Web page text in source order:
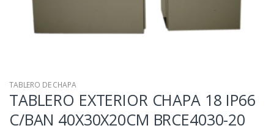
TABLERO DE CHAPA
TABLERO EXTERIOR CHAPA 18 IP66
C/BAN 40X30X20CM BRCE4030-20